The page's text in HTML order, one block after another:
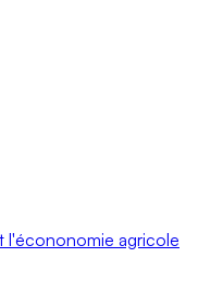
l'écononomie agricole